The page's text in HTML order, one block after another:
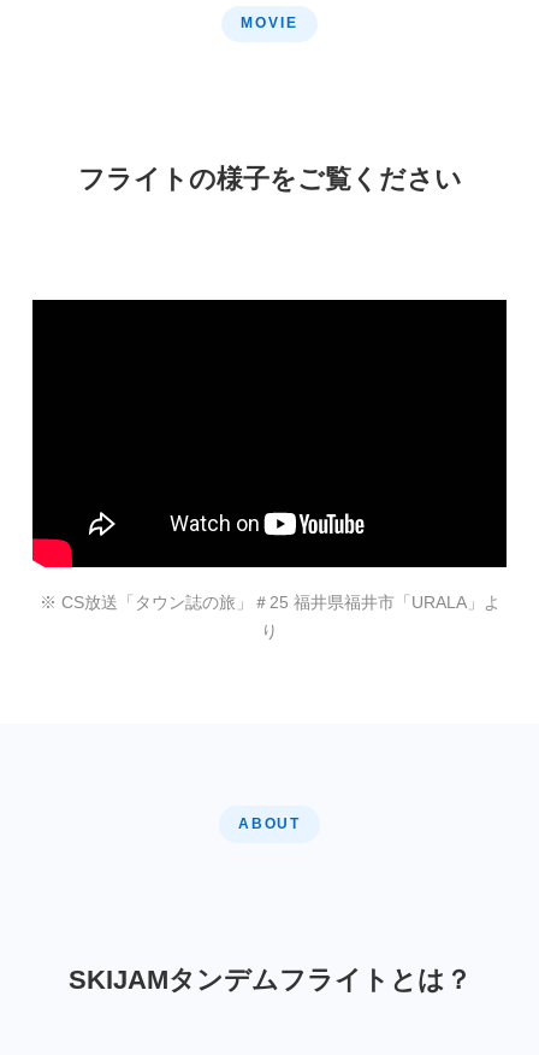
MOVIE
フライトの様子をご覧ください
※ CS放送「タウン誌の旅」＃25 福井県福井市「URALA」よ
り
ABOUT
SKIJAMタンデムフライトとは？